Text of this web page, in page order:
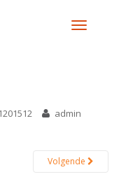
TOGGLE
admin
Volgende